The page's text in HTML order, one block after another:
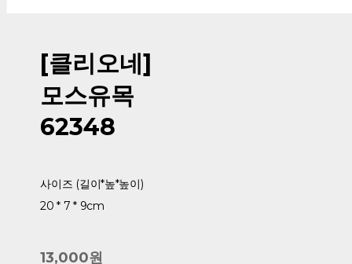
[클리오네]
모스유목
62348
사이즈 (길이*높*높이)
20 * 7 * 9cm
13,000원